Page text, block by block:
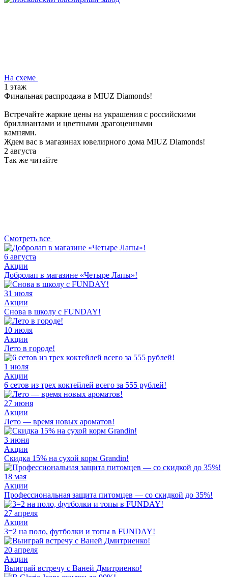
На схеме
1 этаж
Финальная распродажа в MIUZ Diamonds!
Встречайте жаркие цены на украшения с российскими
бриллиантами и цветными драгоценными
камнями.
Ждем вас в магазинах ювелирного дома MIUZ Diamonds!
2 августа
Так же читайте
Смотреть все
6 августа
Акции
Добролап в магазине «Четыре Лапы»!
31 июля
Акции
Снова в школу с FUNDAY!
10 июля
Акции
Лето в городе!
1 июля
Акции
6 сетов из трех коктейлей всего за 555 рублей!
27 июня
Акции
Лето — время новых ароматов!
3 июня
Акции
Скидка 15% на сухой корм Grandin!
18 мая
Акции
Профессиональная защита питомцев — со скидкой до 35%!
27 апреля
Акции
3=2 на поло, футболки и топы в FUNDAY!
20 апреля
Акции
Выиграй встречу с Ваней Дмитриенко!